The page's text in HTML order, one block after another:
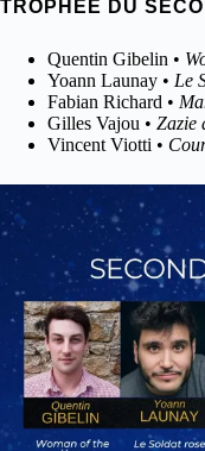
TROPHÉE DU
Quentin Gibelin •
Yoann Launay • Le
Fabian Richard •
Gilles Vajou • Zazie
Vincent Viotti •